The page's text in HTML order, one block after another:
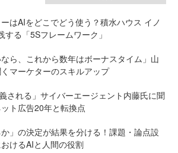
はAIをどこでどう使う？積水ハウス イノ
する「5Sフレームワーク」
なら、これから数年はボーナスタイム」山
マーケターのスキルアップ
義される」サイバーエージェント内藤氏に聞
ト広告20年と転換点
か」の決定が結果を分ける！課題・論点設
けるAIと人間の役割